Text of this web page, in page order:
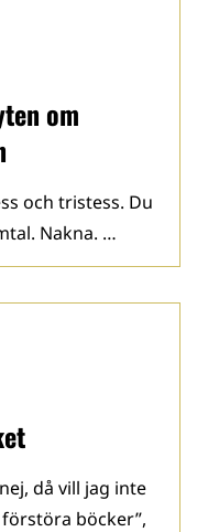
om
och tristess. Du
Nakna. …
då vill jag inte
böcker”,